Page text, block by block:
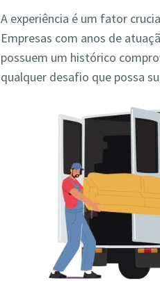
A experiência é um fator
Empresas com anos de
possuem um histórico
qualquer desafio que possa